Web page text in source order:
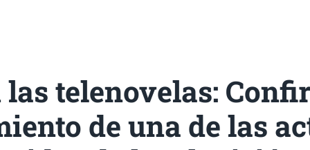
las telenovelas:
de una de las